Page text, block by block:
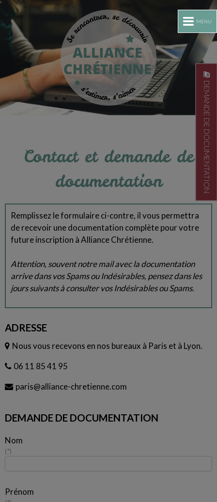
MENU
DEMANDE DE DOCUMENTATION
Contact et demande de
documentation
Remplissez le formulaire ci-contre, il vous permettra
de recevoir une documentation complète pour votre
future inscription à Alliance Chrétienne.
Attention, souvent notre mail avec la documentation
arrive dans vos Spams ou Indésirables, pensez dans les
jours suivants à consulter vos Indésirables ou Spams.
ADRESSE
Nous vous recevons en nos bureaux à Paris et à Lyon.
06 11 85 41 95
paris@alliance-chretienne.com
DEMANDE DE DOCUMENTATION
Nom
*
Prénom